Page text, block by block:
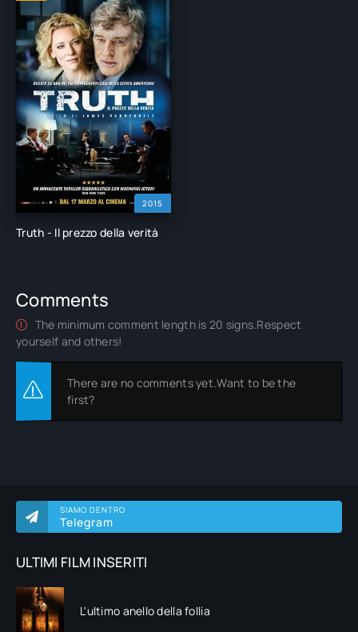
SIAMO DENTRO
Telegram
ULTIMI FILM INSERITI
L'ultimo anello della follia
2015
Truth - Il prezzo della verità
Comments
The minimum comment length is 20 signs.Respect
yourself and others!
There are no comments yet.Want to be the
first?